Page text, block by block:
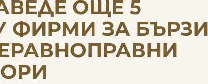
ОЩЕ 5
ФИРМИ ЗА БЪРЗИ